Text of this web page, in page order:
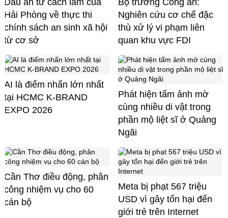
Dấu ấn từ cách làm của
Hải Phòng về thực thi
chính sách an sinh xã hội
từ cơ sở
Bộ trưởng Công an:
Nghiên cứu cơ chế đặc
thù xử lý vi phạm liên
quan khu vực FDI
AI là điểm nhấn lớn nhất
tại HCMC K-BRAND
EXPO 2026
Phát hiện tấm ảnh mờ
cùng nhiều di vật trong
phần mộ liệt sĩ ở Quảng
Ngãi
Cần Thơ điều động, phân
công nhiệm vụ cho 60
cán bộ
Meta bị phạt 567 triệu
USD vì gây tổn hại đến
giới trẻ trên Internet